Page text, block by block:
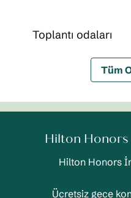
Toplantı odaları
Tüm
Hilton Honors
Hilton Honors
Ücretsiz gece